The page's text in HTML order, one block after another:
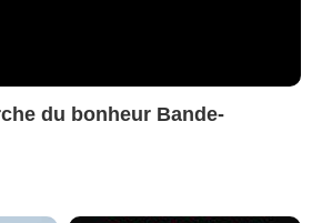
du bonheur Bande-